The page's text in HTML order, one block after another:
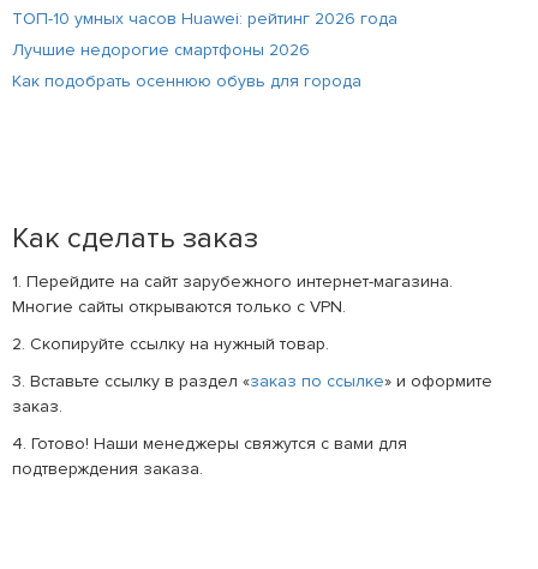
ТОП-10 умных часов Huawei: рейтинг 2026 года
Лучшие недорогие смартфоны 2026
Как подобрать осеннюю обувь для города
Как сделать заказ
1. Перейдите на сайт зарубежного интернет-магазина.
Многие сайты открываются только с VPN.
2. Скопируйте ссылку на нужный товар.
3. Вставьте ссылку в раздел «заказ по ссылке» и оформите
заказ.
4. Готово! Наши менеджеры свяжутся с вами для
подтверждения заказа.